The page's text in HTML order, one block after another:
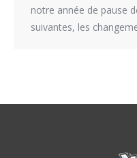
notre année de pause
suivantes, les